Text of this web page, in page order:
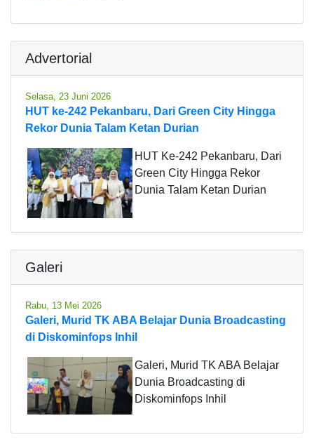
Advertorial
Selasa, 23 Juni 2026
HUT ke-242 Pekanbaru, Dari Green City Hingga
Rekor Dunia Talam Ketan Durian
HUT Ke-242 Pekanbaru, Dari
Green City Hingga Rekor
Dunia Talam Ketan Durian
Galeri
Rabu, 13 Mei 2026
Galeri, Murid TK ABA Belajar Dunia Broadcasting
di Diskominfops Inhil
Galeri, Murid TK ABA Belajar
Dunia Broadcasting di
Diskominfops Inhil